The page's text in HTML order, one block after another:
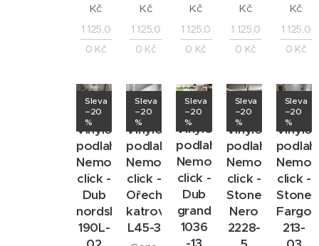
Kč
1 125,0
0 Kč
Kč
1 125,0
0 Kč
Kč
1 125,0
0 Kč
Kč
1 125,0
0 Kč
Kč
1 125,0
0 Kč
Vinylová
podlaha
Nemo
click -
Dub
nordský
190L-
Sleva
–20
%
Vinylová
podlaha
Nemo
click -
Ořech
katrovaný
L45-3
Sleva
–20
%
Vinylová
podlaha
Nemo
click -
Dub
grand
1036
Sleva
–20
%
Vinylová
podlaha
Nemo
click -
Stone
Nero
2228-
Sleva
–20
%
Nemo
click -
Stone
Fargo
213-
Sleva
–20
%